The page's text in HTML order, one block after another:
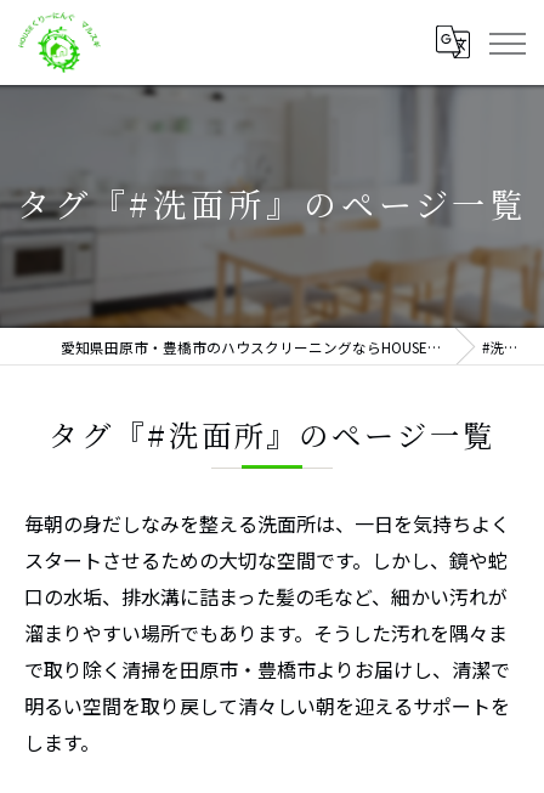
タグ『#洗面所』のページ一覧
愛知県田原市・豊橋市のハウスクリーニングならHOUSEくりーにんぐ マルスギ #洗面所
タグ『#洗面所』のページ一覧
毎朝の身だしなみを整える洗面所は、一日を気持ちよく
スタートさせるための大切な空間です。しかし、鏡や蛇
口の水垢、排水溝に詰まった髪の毛など、細かい汚れが
溜まりやすい場所でもあります。そうした汚れを隅々ま
で取り除く清掃を田原市・豊橋市よりお届けし、清潔で
明るい空間を取り戻して清々しい朝を迎えるサポートを
します。